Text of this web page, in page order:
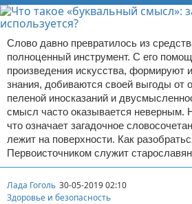
Слово давно превратилось из
полноценный инструмент. С его
произведения искусства, формируют
знания, добиваются своей выгоды от
пеленой иносказаний и
смысл часто оказывается неверным.
что означает загадочное
лежит на поверхности. Как
Первоисточником служит
Лада Гоголь 30-05-2019 02:10
Здоровье и безопасность